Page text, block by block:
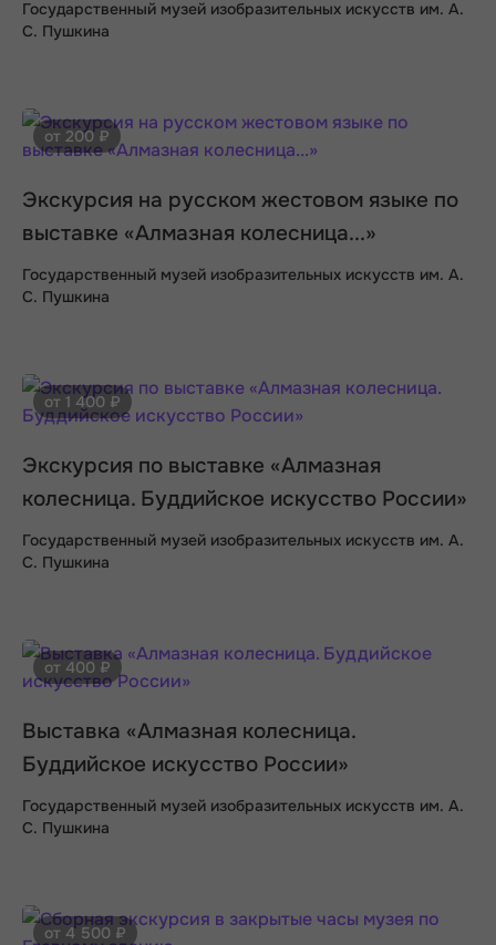
Государственный музей изобразительных искусств им. А.
С. Пушкина
от 200 ₽
Экскурсия на русском жестовом языке по
выставке «Алмазная колесница...»
Государственный музей изобразительных искусств им. А.
С. Пушкина
от 1 400 ₽
Экскурсия по выставке «Алмазная
колесница. Буддийское искусство России»
Государственный музей изобразительных искусств им. А.
С. Пушкина
от 400 ₽
Выставка «Алмазная колесница.
Буддийское искусство России»
Государственный музей изобразительных искусств им. А.
С. Пушкина
от 4 500 ₽